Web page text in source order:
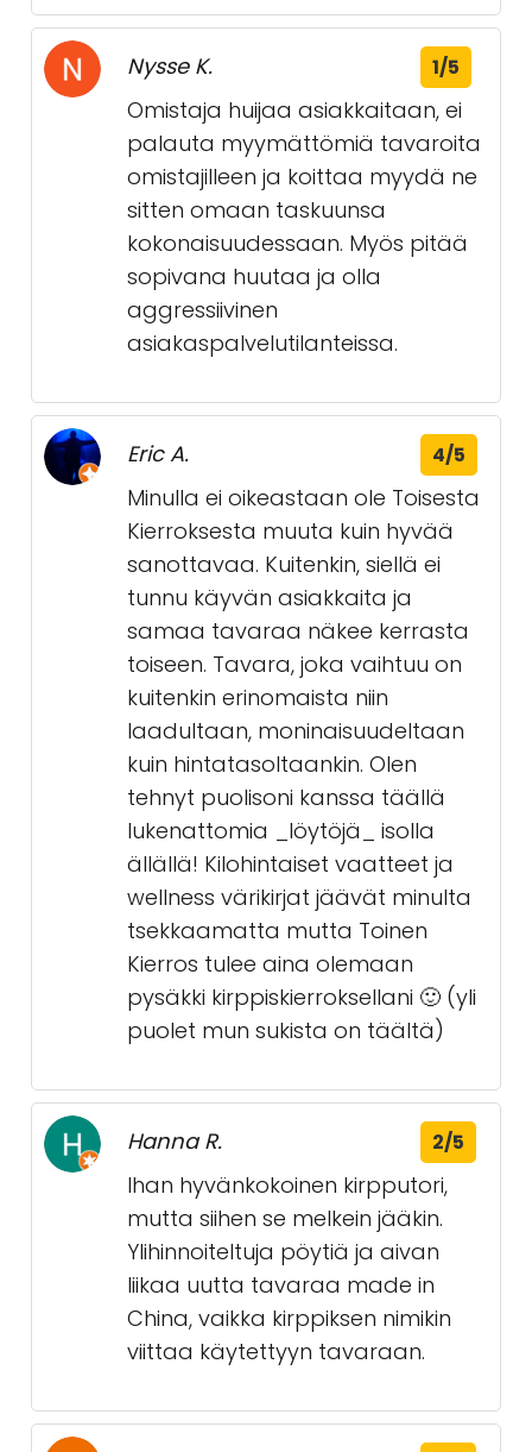
Nysse K. 1/5
Omistaja huijaa asiakkaitaan, ei
palauta myymättömiä tavaroita
omistajilleen ja koittaa myydä ne
sitten omaan taskuunsa
kokonaisuudessaan. Myös pitää
sopivana huutaa ja olla
aggressiivinen
asiakaspalvelutilanteissa.
Eric A. 4/5
Minulla ei oikeastaan ole Toisesta
Kierroksesta muuta kuin hyvää
sanottavaa. Kuitenkin, siellä ei
tunnu käyvän asiakkaita ja
samaa tavaraa näkee kerrasta
toiseen. Tavara, joka vaihtuu on
kuitenkin erinomaista niin
laadultaan, moninaisuudeltaan
kuin hintatasoltaankin. Olen
tehnyt puolisoni kanssa täällä
lukenattomia _löytöjä_ isolla
ällällä! Kilohintaiset vaatteet ja
wellness värikirjat jäävät minulta
tsekkaamatta mutta Toinen
Kierros tulee aina olemaan
pysäkki kirppiskierroksellani 🙂 (yli
puolet mun sukista on täältä)
Hanna R. 2/5
Ihan hyvänkokoinen kirpputori,
mutta siihen se melkein jääkin.
Ylihinnoiteltuja pöytiä ja aivan
liikaa uutta tavaraa made in
China, vaikka kirppiksen nimikin
viittaa käytettyyn tavaraan.